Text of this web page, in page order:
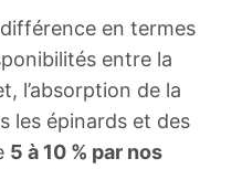
en termes
entre la
l’absorption de la
les épinards et des
5 à 10 % par nos